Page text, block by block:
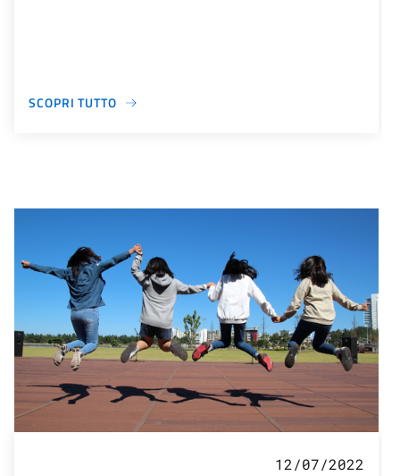
SCOPRI TUTTO
12/07/2022